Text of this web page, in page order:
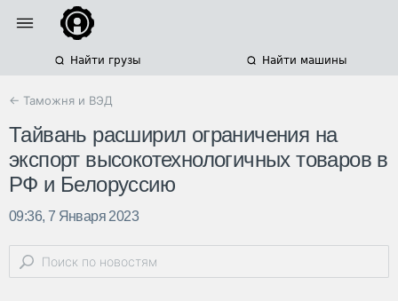
Найти грузы Найти машины
← Таможня и ВЭД
Тайвань расширил ограничения на
экспорт высокотехнологичных товаров в
РФ и Белоруссию
09:36, 7 Января 2023